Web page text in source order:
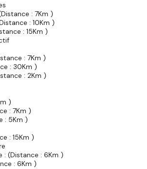
: 7Km )
: 10Km )
: 15Km )
: 7Km )
: 30Km )
: 2Km )
)
: 7Km )
: 5Km )
: 15Km )
: (Distance : 6Km )
: 6Km )